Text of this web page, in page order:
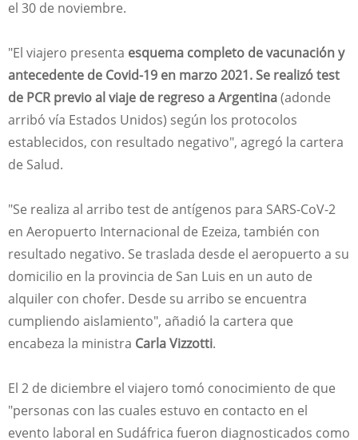
el 30 de noviembre.
"El viajero presenta esquema completo de vacunación y
antecedente de Covid-19 en marzo 2021. Se realizó test
de PCR previo al viaje de regreso a Argentina(adonde
arribó vía Estados Unidos) según los protocolos
establecidos, con resultado negativo", agregó la cartera
de Salud.
"Se realiza al arribo test de antígenos para SARS-CoV-2
en Aeropuerto Internacional de Ezeiza, también con
resultado negativo. Se traslada desde el aeropuerto a su
domicilio en la provincia de San Luis en un auto de
alquiler con chofer. Desde su arribo se encuentra
cumpliendo aislamiento", añadió la cartera que
encabeza la ministra Carla Vizzotti.
El 2 de diciembre el viajero tomó conocimiento de que
"personas con las cuales estuvo en contacto en el
evento laboral en Sudáfrica fueron diagnosticados como